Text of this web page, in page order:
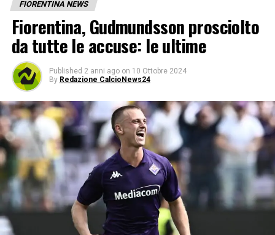
FIORENTINA NEWS
Fiorentina, Gudmundsson prosciolto
da tutte le accuse: le ultime
Published 2 anni ago on 10 Ottobre 2024
By Redazione CalcioNews24